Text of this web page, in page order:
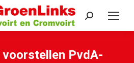
Search:
voorstellen PvdA-